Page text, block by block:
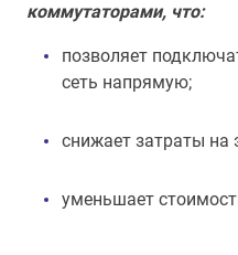
коммутаторами, что:
позволяет
сеть напрямую;
снижает затраты на
уменьшает